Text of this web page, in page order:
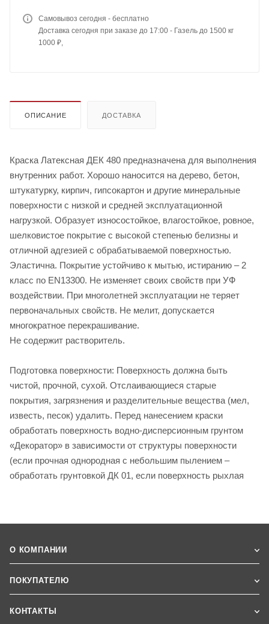
Самовывоз сегодня - бесплатно
Доставка сегодня при заказе до 17:00 - Газель до 1500 кг
1000 ₽,
ОПИСАНИЕ ДОСТАВКА
Краска Латексная ДЕК 480 предназначена для выполнения
внутренних работ. Хорошо наносится на дерево, бетон,
штукатурку, кирпич, гипсокартон и другие минеральные
поверхности с низкой и средней эксплуатационной
нагрузкой. Образует износостойкое, влагостойкое, ровное,
шелковистое покрытие с высокой степенью белизны и
отличной адгезией с обрабатываемой поверхностью.
Эластична. Покрытие устойчиво к мытью, истиранию – 2
класс по EN13300. Не изменяет своих свойств при УФ
воздействии. При многолетней эксплуатации не теряет
первоначальных свойств. Не мелит, допускается
многократное перекрашивание.
Не содержит растворитель.
Подготовка поверхности: Поверхность должна быть
чистой, прочной, сухой. Отслаивающиеся старые
покрытия, загрязнения и разделительные вещества (мел,
известь, песок) удалить. Перед нанесением краски
обработать поверхность водно-дисперсионным грунтом
«Декоратор» в зависимости от структуры поверхности
(если прочная однородная с небольшим пылением –
обработать грунтовкой ДК 01, если поверхность рыхлая
О КОМПАНИИ
ПОКУПАТЕЛЮ
КОНТАКТЫ